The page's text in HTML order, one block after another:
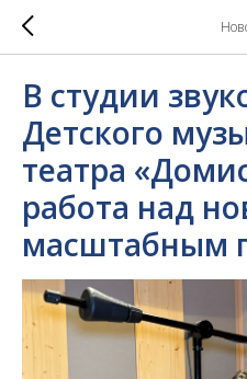
В студии
Детского
театра
работа над
масштабным